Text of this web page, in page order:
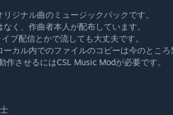
リジナル曲のミュージックパックです。
く、作曲者本人が配布しています。
ブ配信とかで流しても大丈夫です。
ーカル内でのファイルのコピーは今のところ
作させるにはCSL Music Modが必要です。